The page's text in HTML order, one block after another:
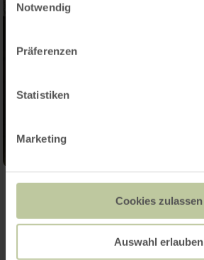
Notwendig
Präferenzen
Statistiken
Marketing
Cookies zulassen
Auswahl erlauben
Kontakt